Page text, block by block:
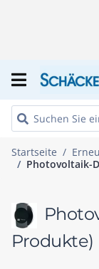
Startseite
Photovoltaik-
Produkte)